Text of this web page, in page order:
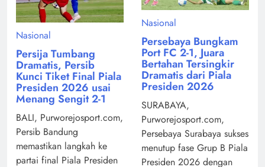
Nasional
Persija Tumbang
Dramatis, Persib
Kunci Tiket Final Piala
Presiden 2026 usai
Menang Sengit 2-1
BALI, Purworejosport.com,
Persib Bandung
memastikan langkah ke
partai final Piala Presiden
Nasional
Persebaya Bungkam
Port FC 2-1, Juara
Bertahan Tersingkir
Dramatis dari Piala
Presiden 2026
SURABAYA,
Purworejosport.com,
Persebaya Surabaya sukses
menutup fase Grup B Piala
Presiden 2026 dengan